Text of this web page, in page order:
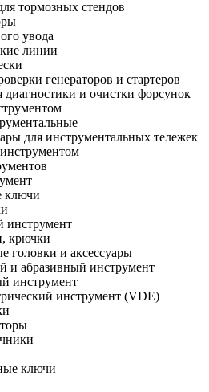
тормозных стендов
увода
линии
генераторов и стартеров
диагностики и очистки форсунок
для инструментальных тележек
ключи
инструмент
крючки
головки и аксессуары
и абразивный инструмент
инструмент
инструмент (VDE)
ключи